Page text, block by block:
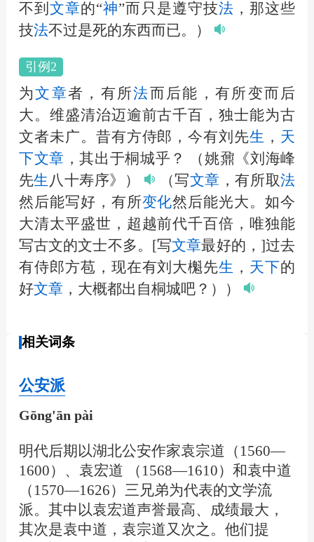
不到 文章的“神”而只是遵守技法 ，那这些
技法不过是死的东西而已。）
引例2
为文章者，有所法而后能，有所变而后
大。维盛清治迈逾前古千百，独士能为古
文者未广。昔有方侍郎，今有刘先生 ， 天
下文章 ，其出于桐城乎？
（姚鼐《刘海峰
先生 八十寿序》） （写文章 ，有所取法
然后能写好，有所变化然后能光大。如今
大清太平盛世，超越前代千百倍，唯独能
写古文的文士不多。[写文章最好的，]过去
有侍郎方苞，现在有刘大櫆先生 ， 天下的
好文章，大概都出自桐城吧？））
相关词条
公安派
Gōng'ān pài
明代后期以湖北公安作家袁宗道（1560—
1600）、袁宏道 （1568—1610）和袁中道
（1570—1626）三兄弟为代表的文学流
派。其中以袁宏道声誉最高、成绩最大，
其次是袁中道，袁宗道又次之。他们提